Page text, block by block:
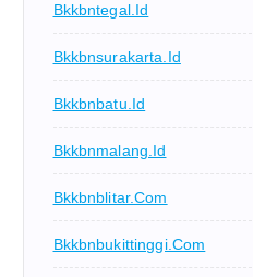
Bkkbntegal.id
Bkkbnsurakarta.id
Bkkbnbatu.id
Bkkbnmalang.id
Bkkbnblitar.com
Bkkbnbukittinggi.com